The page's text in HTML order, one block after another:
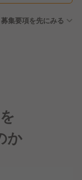
有給休暇を積
は5日）
募集要項を先にみる
か